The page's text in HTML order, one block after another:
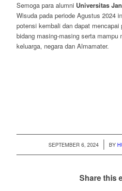
Semoga para alumni Universitas
Wisuda pada periode Agustus 2024
potensi kembali dan dapat
bidang masing-masing serta mampu
keluarga, negara dan Almamater.
SEPTEMBER 6, 2024
/ BY
Share this